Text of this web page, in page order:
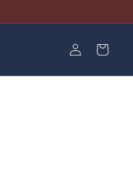
EinloggenWarenkorb